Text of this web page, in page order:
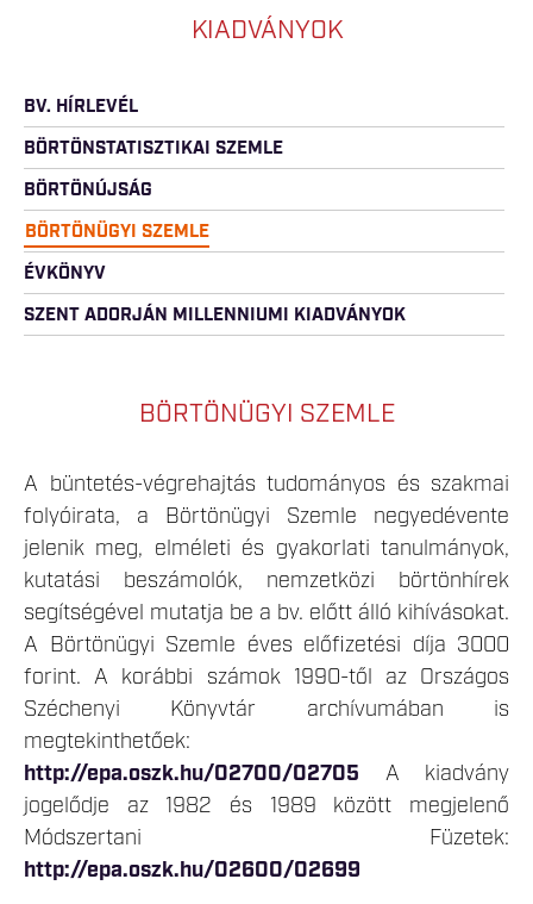
KIADVÁNYOK
BV. HÍRLEVÉL
BÖRTÖNSTATISZTIKAI SZEMLE
BÖRTÖNÚJSÁG
BÖRTÖNÜGYI SZEMLE
ÉVKÖNYV
SZENT ADORJÁN MILLENNIUMI KIADVÁNYOK
BÖRTÖNÜGYI SZEMLE
A büntetés-végrehajtás tudományos és szakmai
folyóirata, a Börtönügyi Szemle negyedévente
jelenik meg, elméleti és gyakorlati tanulmányok,
kutatási beszámolók, nemzetközi börtönhírek
segítségével mutatja be a bv. előtt álló kihívásokat.
A Börtönügyi Szemle éves előfizetési díja 3000
forint. A korábbi számok 1990-től az Országos
Széchenyi Könyvtár archívumában is
megtekinthetőek:
http://epa.oszk.hu/02700/02705 A kiadvány
jogelődje az 1982 és 1989 között megjelenő
Módszertani Füzetek:
http://epa.oszk.hu/02600/02699